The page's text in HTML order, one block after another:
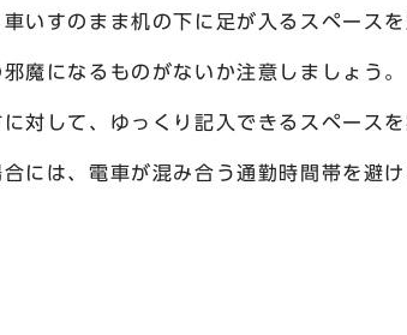
いすのまま机の下に足が入るスペース
魔になるものがないか注意しましょう。
対して、ゆっくり記入できるスペースを
には、電車が混み合う通勤時間帯を避